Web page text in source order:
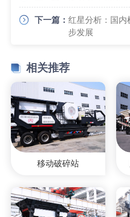
下一篇：红星分析：国内
步发展
相关推荐
移动破碎站